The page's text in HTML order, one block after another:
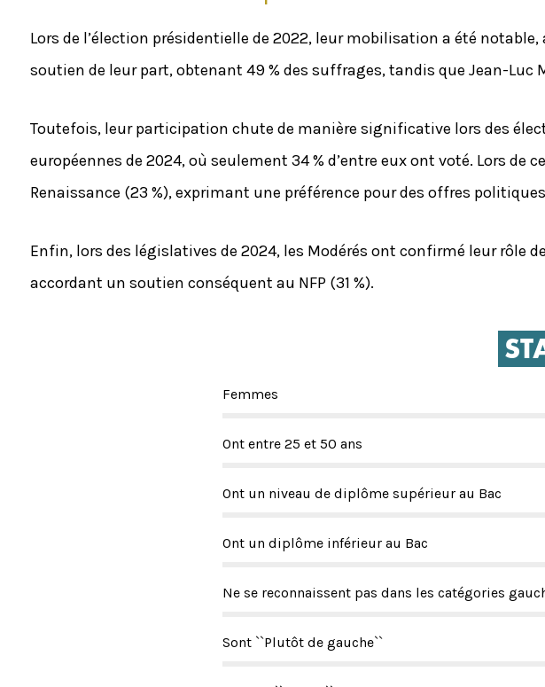
Lors de l’élection présidentielle de 2022, leur mobilisation a été
soutien de leur part, obtenant 49 % des suffrages, tandis que Jean-Luc
Toutefois, leur participation chute de manière significative lors des
européennes de 2024, où seulement 34 % d’entre eux ont voté. Lors
Renaissance (23 %), exprimant une préférence pour des offres
Enfin, lors des législatives de 2024, les Modérés ont confirmé leur
accordant un soutien conséquent au NFP (31 %).
Femmes
Ont entre 25 et 50 ans
Ont un niveau de diplôme supérieur au Bac
Ont un diplôme inférieur au Bac
Ne se reconnaissent pas dans les catégories
Sont ``Plutôt de gauche``